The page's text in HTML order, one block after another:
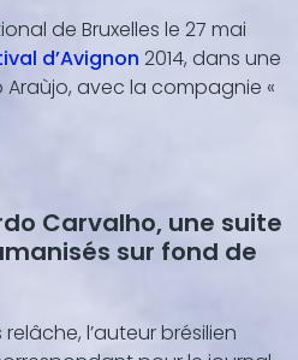
de Bruxelles le 27 mai
d’Avignon 2014, dans une
Araùjo, avec la compagnie «
Carvalho, une suite
sur fond de
l’auteur brésilien